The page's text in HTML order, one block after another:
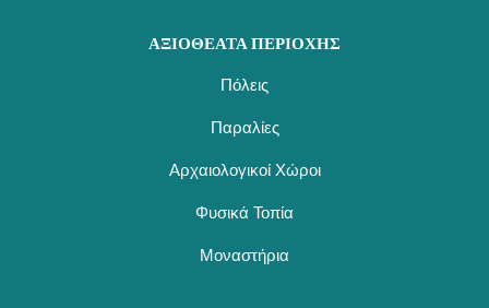
ΑΞΙΟΘΕΑΤΑ ΠΕΡΙΟΧΗΣ
Πόλεις
Παραλίες
Αρχαιολογικοί Χώροι
Φυσικά Τοπία
Μοναστήρια